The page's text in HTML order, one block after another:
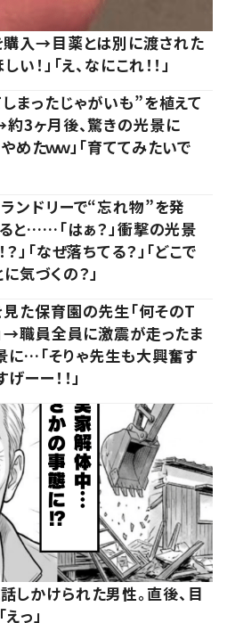
購入→目薬とは別に渡された
」「え、なにこれ！！」
まったじゃがいも”を植えて
3ヶ月後、驚きの光景に
めたｗｗ」「育ててみたいで
ンドリーで“忘れ物”を発
ると……「はぁ？」衝撃の光景
？」「なぜ落ちてる？」「どこで
気づくの？」
た保育園の先生「何そのT
→職員全員に激震が走ったま
に…「そりゃ先生も大興奮す
ーー！！」
かけられた男性。直後、目
っ」